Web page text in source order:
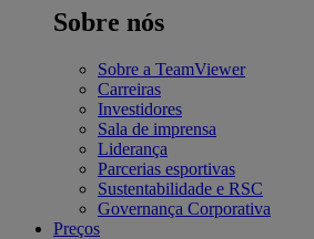
Sobre nós
Sobre a TeamViewer
Carreiras
Investidores
Sala de imprensa
Liderança
Parcerias esportivas
Sustentabilidade e RSC
Governança Corporativa
Preços